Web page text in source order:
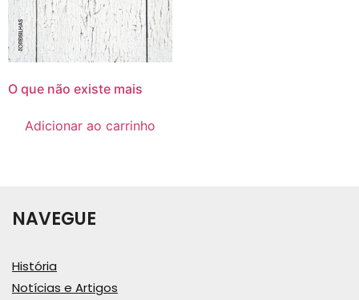
O que não existe mais
Adicionar ao carrinho
NAVEGUE
História
Notícias e Artigos